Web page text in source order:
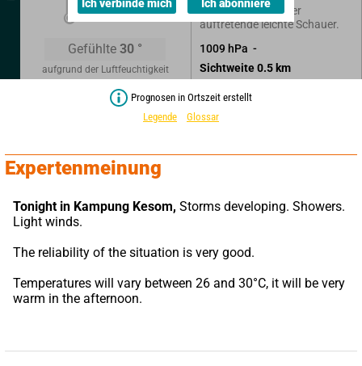
Gefühlte 30 °
aufgrund der Luftfeuchtigkeit
Zunehmend seltener
auftretende leichte Schauer.
1009 hPa
Sichtweite 0.5 km
Ich verbinde mich Ich abonniere
Prognosen in Ortszeit erstellt
Legende
Glossar
Expertenmeinung
Tonight in Kampung Kesom, Storms developing. Showers.
Light winds.
The reliability of the situation is very good.
Temperatures will vary between 26 and 30°C, it will be very
warm in the afternoon.